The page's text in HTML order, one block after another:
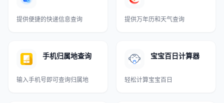
提供便捷的快递信息查询 提供万年历和天气查询
手机归属地查询
输入手机号即可查询归属地
宝宝百日计算器
轻松计算宝宝百日